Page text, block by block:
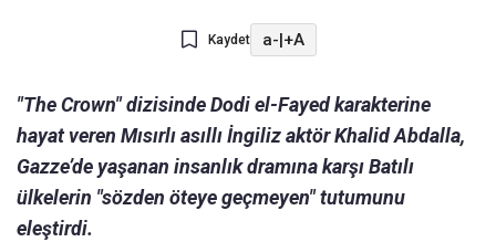
Kaydet a-|+A
"The Crown" dizisinde Dodi el-Fayed karakterine
hayat veren Mısırlı asıllı İngiliz aktör Khalid Abdalla,
Gazze’de yaşanan insanlık dramına karşı Batılı
ülkelerin "sözden öteye geçmeyen" tutumunu
eleştirdi.